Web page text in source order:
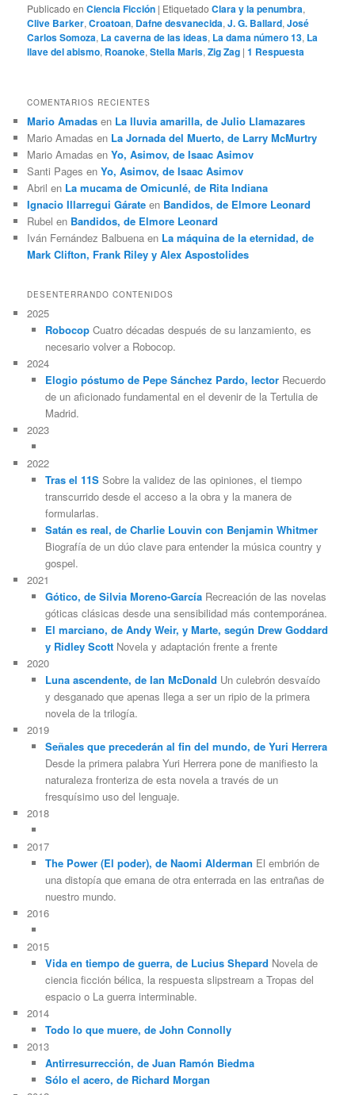
Publicado en Ciencia Ficción | Etiquetado Clara y la penumbra,
Clive Barker,Croatoan, Dafne desvanecida,J. G. Ballard,José
Carlos Somoza, La caverna de las ideas, La dama número 13, La
llave del abismo, Roanoke,Stella Maris,Zig Zag |1 Respuesta
COMENTARIOS RECIENTES
Mario Amadas en La lluvia amarilla, de Julio Llamazares
Mario Amadas en La Jornada del Muerto, de Larry McMurtry
Mario Amadas enYo, Asimov, de Isaac Asimov
Santi Pages enYo, Asimov, de Isaac Asimov
Abril en La mucama de Omicunlé, de Rita Indiana
Ignacio Illarregui Gárate en Bandidos, de Elmore Leonard
Rubel en Bandidos, de Elmore Leonard
Iván Fernández Balbuena en La máquina de la eternidad, de
Mark Clifton, Frank Riley y Alex Aspostolides
DESENTERRANDO CONTENIDOS
2025
RobocopCuatro décadas después de su lanzamiento, es
necesario volver a Robocop.
2024
Elogio póstumo de Pepe Sánchez Pardo, lectorRecuerdo
de un aficionado fundamental en el devenir de la Tertulia de
Madrid.
2023
2022
Tras el 11SSobre la validez de las opiniones, el tiempo
transcurrido desde el acceso a la obra y la manera de
formularlas.
Satán es real, de Charlie Louvin con Benjamin Whitmer
Biografía de un dúo clave para entender la música country y
gospel.
2021
Gótico, de Silvia Moreno-GarcíaRecreación de las novelas
góticas clásicas desde una sensibilidad más contemporánea.
El marciano, de Andy Weir, y Marte, según Drew Goddard
y Ridley ScottNovela y adaptación frente a frente
2020
Luna ascendente, de Ian McDonald Un culebrón desvaído
y desganado que apenas llega a ser un ripio de la primera
novela de la trilogía.
2019
Señales que precederán al fin del mundo, de Yuri Herrera
Desde la primera palabra Yuri Herrera pone de manifiesto la
naturaleza fronteriza de esta novela a través de un
fresquísimo uso del lenguaje.
2018
2017
The Power (El poder), de Naomi Alderman El embrión de
una distopía que emana de otra enterrada en las entrañas de
nuestro mundo.
2016
2015
Vida en tiempo de guerra, de Lucius Shepard Novela de
ciencia ficción bélica, la respuesta slipstream a Tropas del
espacio o La guerra interminable.
2014
Todo lo que muere, de John Connolly
2013
Antirresurrección, de Juan Ramón Biedma
Sólo el acero, de Richard Morgan